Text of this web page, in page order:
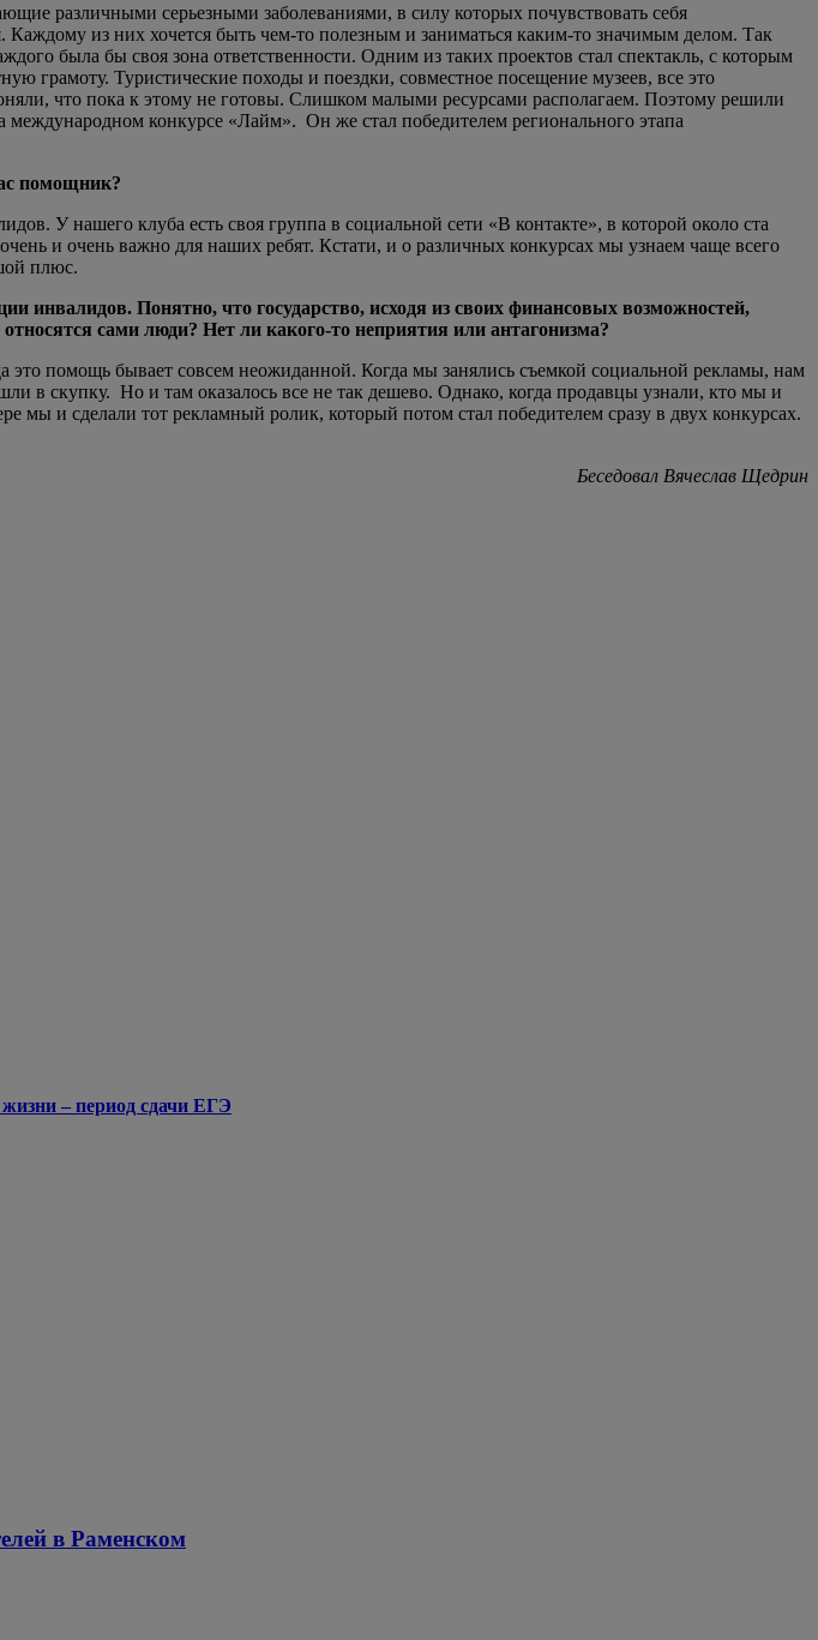
различными серьезными заболеваниями, в силу которых почувствовать себя
из них хочется быть чем-то полезным и заниматься каким-то значимым делом. Так
была бы своя зона ответственности. Одним из таких проектов стал спектакль, с которым
грамоту. Туристические походы и поездки, совместное посещение музеев, все это
что пока к этому не готовы. Слишком малыми ресурсами располагаем. Поэтому решили
конкурсе «Лайм». Он же стал победителем регионального этапа
помощник?
У нашего клуба есть своя группа в социальной сети «В контакте», в которой около ста
и очень важно для наших ребят. Кстати, и о различных конкурсах мы узнаем чаще всего
плюс.
инвалидов. Понятно, что государство, исходя из своих финансовых возможностей,
сами люди? Нет ли какого-то неприятия или антагонизма?
помощь бывает совсем неожиданной. Когда мы занялись съемкой социальной рекламы, нам
в скупку. Но и там оказалось все не так дешево. Однако, когда продавцы узнали, кто мы и
и сделали тот рекламный ролик, который потом стал победителем сразу в двух конкурсах.
Беседовал Вячеслав Щедрин
– период сдачи ЕГЭ
в Раменском